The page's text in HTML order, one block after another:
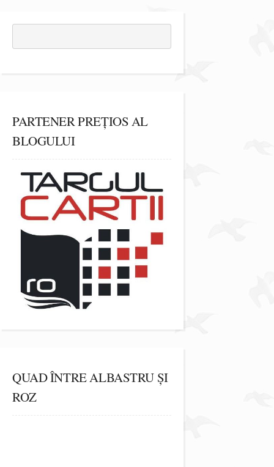
PARTENER PREȚIOS AL
BLOGULUI
QUAD ÎNTRE ALBASTRU ȘI
ROZ